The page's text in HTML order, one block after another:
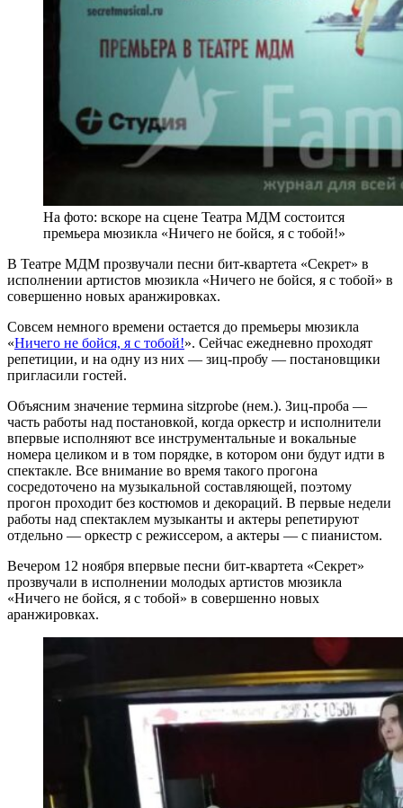
На фото: вскоре на сцене Театра МДМ состоится
премьера мюзикла «Ничего не бойся, я с тобой!»
В Театре МДМ прозвучали песни бит-квартета «Секрет» в
исполнении артистов мюзикла «Ничего не бойся, я с тобой» в
совершенно новых аранжировках.
Совсем немного времени остается до премьеры мюзикла
«Ничего не бойся, я с тобой!». Сейчас ежедневно проходят
репетиции, и на одну из них — зиц-пробу — постановщики
пригласили гостей.
Объясним значение термина sitzprobe (нем.). Зиц-проба —
часть работы над постановкой, когда оркестр и исполнители
впервые исполняют все инструментальные и вокальные
номера целиком и в том порядке, в котором они будут идти в
спектакле. Все внимание во время такого прогона
сосредоточено на музыкальной составляющей, поэтому
прогон проходит без костюмов и декораций. В первые недели
работы над спектаклем музыканты и актеры репетируют
отдельно — оркестр с режиссером, а актеры — с пианистом.
Вечером 12 ноября впервые песни бит-квартета «Секрет»
прозвучали в исполнении молодых артистов мюзикла
«Ничего не бойся, я с тобой» в совершенно новых
аранжировках.